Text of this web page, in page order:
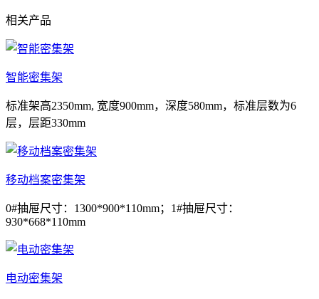
相关产品
智能密集架
标准架高2350mm, 宽度900mm，深度580mm，标准层数为6
层，层距330mm
移动档案密集架
0#抽屉尺寸：1300*900*110mm；1#抽屉尺寸：
930*668*110mm
电动密集架